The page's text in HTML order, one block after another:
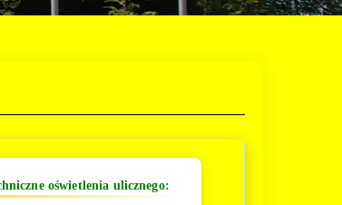
oświetlenia ulicznego: